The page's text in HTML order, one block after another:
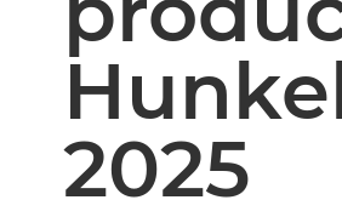
2025